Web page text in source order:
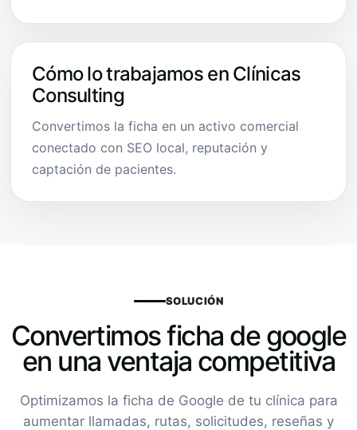
Cómo lo trabajamos en Clínicas
Consulting
Convertimos la ficha en un activo comercial
conectado con SEO local, reputación y
captación de pacientes.
SOLUCIÓN
Convertimos ficha de google
en una ventaja competitiva
Optimizamos la ficha de Google de tu clínica para
aumentar llamadas, rutas, solicitudes, reseñas y